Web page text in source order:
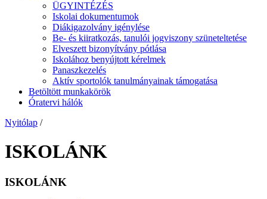
ÜGYINTÉZÉS
Iskolai dokumentumok
Diákigazolvány igénylése
Be- és kiiratkozás, tanulói jogviszony szüneteltetése
Elveszett bizonyítvány pótlása
Iskolához benyújtott kérelmek
Panaszkezelés
Aktív sportolók tanulmányainak támogatása
Betöltött munkakörök
Óratervi hálók
Nyitólap /
ISKOLÁNK
ISKOLÁNK